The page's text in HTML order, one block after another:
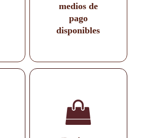
medios de
pago
disponibles